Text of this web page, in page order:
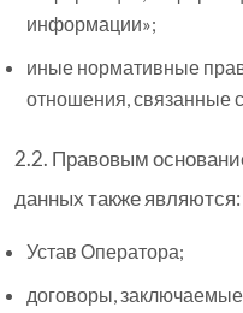
информации»;
иные нормативные
отношения, связанные
2.2. Правовым
данных также являются:
Устав Оператора;
договоры,